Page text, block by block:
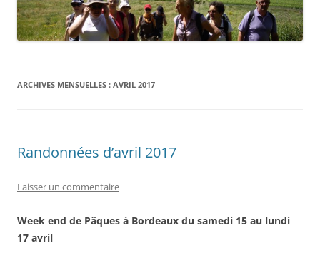
ARCHIVES MENSUELLES : AVRIL 2017
Randonnées d’avril 2017
Laisser un commentaire
Week end de Pâques à Bordeaux du samedi 15 au lundi
17 avril